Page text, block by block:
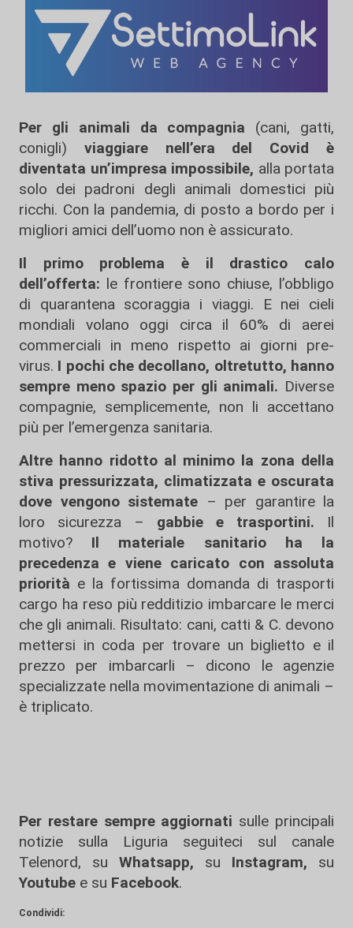
Per gli animali da compagnia (cani, gatti,
conigli) viaggiare nell’era del Covid è
diventata un’impresa impossibile, alla portata
solo dei padroni degli animali domestici più
ricchi. Con la pandemia, di posto a bordo per i
migliori amici dell’uomo non è assicurato.
Il primo problema è il drastico calo
dell’offerta: le frontiere sono chiuse, l’obbligo
di quarantena scoraggia i viaggi. E nei cieli
mondiali volano oggi circa il 60% di aerei
commerciali in meno rispetto ai giorni pre-
virus. I pochi che decollano, oltretutto, hanno
sempre meno spazio per gli animali. Diverse
compagnie, semplicemente, non li accettano
più per l’emergenza sanitaria.
Altre hanno ridotto al minimo la zona della
stiva pressurizzata, climatizzata e oscurata
dove vengono sistemate – per garantire la
loro sicurezza – gabbie e trasportini. Il
motivo? Il materiale sanitario ha la
precedenza e viene caricato con assoluta
priorità e la fortissima domanda di trasporti
cargo ha reso più redditizio imbarcare le merci
che gli animali. Risultato: cani, catti & C. devono
mettersi in coda per trovare un biglietto e il
prezzo per imbarcarli – dicono le agenzie
specializzate nella movimentazione di animali –
è triplicato.
Per restare sempre aggiornati sulle principali
notizie sulla Liguria seguiteci sul canale
Telenord, su
Whatsapp, su Instagram, su
Youtube e su Facebook.
Condividi: